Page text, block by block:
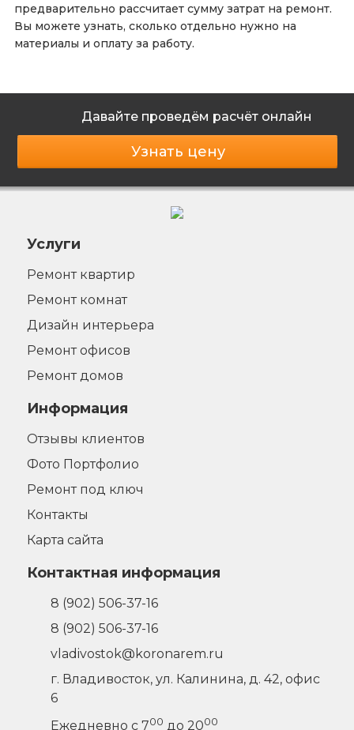
предварительно рассчитает сумму затрат на ремонт.
Вы можете узнать, сколько отдельно нужно на
материалы и оплату за работу.
Давайте проведём расчёт онлайн
Узнать цену
Услуги
Ремонт квартир
Ремонт комнат
Дизайн интерьера
Ремонт офисов
Ремонт домов
Информация
Отзывы клиентов
Фото Портфолио
Ремонт под ключ
Контакты
Карта сайта
Контактная информация
8 (902) 506-37-16
8 (902) 506-37-16
vladivostok@koronarem.ru
г. Владивосток, ул. Калинина, д. 42, офис
6
Ежедневно с 700 до 2000